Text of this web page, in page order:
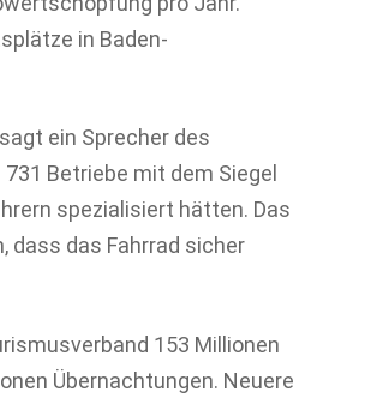
in Baden-
ein Sprecher des
Betriebe mit dem Siegel
spezialisiert hätten. Das
dass das Fahrrad sicher
153 Millionen
Übernachtungen. Neuere